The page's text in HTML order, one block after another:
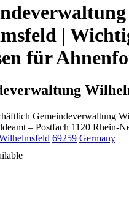
|
für
Gemeindeverwaltung
– Postfach 1120 Rhein-
69259 Germany